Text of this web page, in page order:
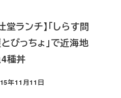
堂ランチ】「しらす問
びっちょ」で近海地
種丼
日
年11月11日